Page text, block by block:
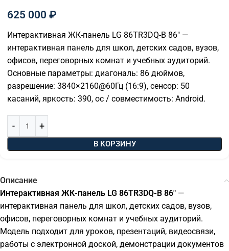
625 000 ₽
Интерактивная ЖК-панель LG 86TR3DQ-B 86″ —
интерактивная панель для школ, детских садов, вузов,
офисов, переговорных комнат и учебных аудиторий.
Основные параметры: диагональ: 86 дюймов,
разрешение: 3840×2160@60Гц (16:9), сенсор: 50
касаний, яркость: 390, ос / совместимость: Android.
В КОРЗИНУ
Описание
Интерактивная ЖК-панель LG 86TR3DQ-B 86" —
интерактивная панель для школ, детских садов, вузов,
офисов, переговорных комнат и учебных аудиторий.
Модель подходит для уроков, презентаций, видеосвязи,
работы с электронной доской, демонстрации документов